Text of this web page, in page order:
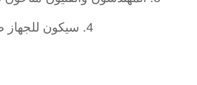
4. سيكون للجهاز ضمان لمدة عام واحد.